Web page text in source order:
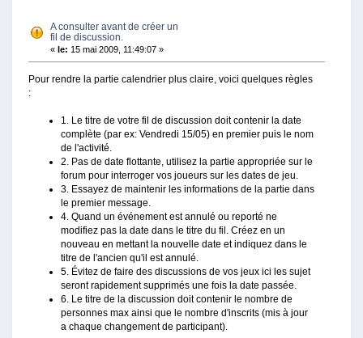
A consulter avant de créer un
fil de discussion.
«le: 15 mai 2009, 11:49:07 »
Pour rendre la partie calendrier plus claire, voici quelques règles
:
1. Le titre de votre fil de discussion doit contenir la date
complète (par ex: Vendredi 15/05) en premier puis le nom
de l'activité.
2. Pas de date flottante, utilisez la partie appropriée sur le
forum pour interroger vos joueurs sur les dates de jeu.
3. Essayez de maintenir les informations de la partie dans
le premier message.
4. Quand un événement est annulé ou reporté ne
modifiez pas la date dans le titre du fil. Créez en un
nouveau en mettant la nouvelle date et indiquez dans le
titre de l'ancien qu'il est annulé.
5. Évitez de faire des discussions de vos jeux ici les sujet
seront rapidement supprimés une fois la date passée.
6. Le titre de la discussion doit contenir le nombre de
personnes max ainsi que le nombre d'inscrits (mis à jour
a chaque changement de participant).